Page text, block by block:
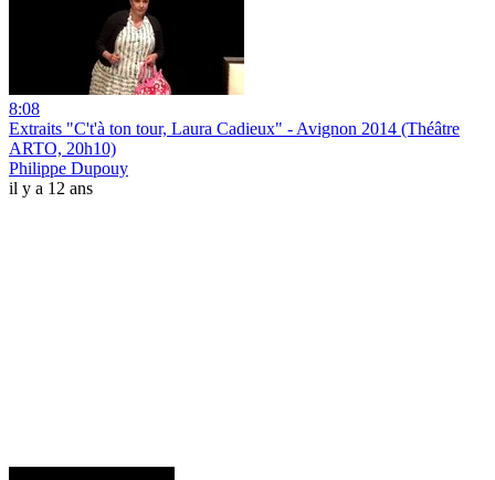
8:08
Extraits "C't'à ton tour, Laura Cadieux" - Avignon 2014 (Théâtre
ARTO, 20h10)
Philippe Dupouy
il y a 12 ans